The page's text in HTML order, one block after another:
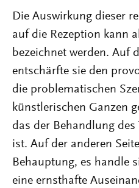
Die Auswirkung dieser
auf die Rezeption kann
bezeichnet werden. Auf
entschärfte sie den
die problematischen
künstlerischen Ganzen
das der Behandlung des
ist. Auf der anderen
Behauptung, es handle
eine ernsthafte